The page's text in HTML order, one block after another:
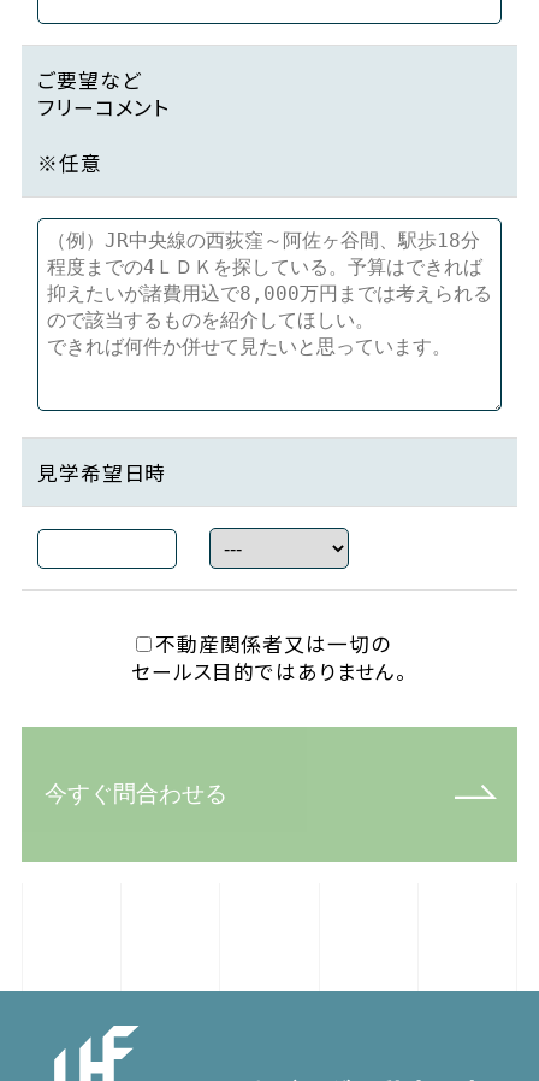
ご要望など
フリーコメント
※任意
見学希望日時
不動産関係者又は一切の
セールス目的ではありません。
今すぐ問合わせる